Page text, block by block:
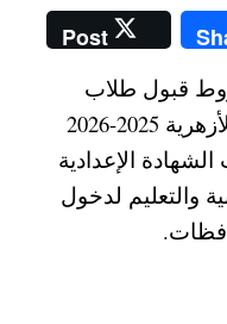
Post
قبول طلاب
الإعدادية الحكومية في الثانوية الأزهرية 2025-2026
الإعدادية
والتعليم لدخول